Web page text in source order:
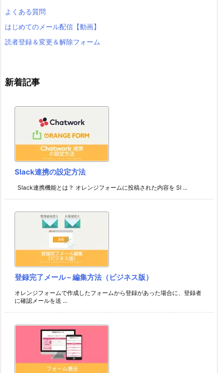
よくある質問
はじめてのメール配信【動画】
読者登録＆変更＆解除フォーム
新着記事
Slack連携の設定方法
Slack連携機能とは？ オレンジフォームに投稿された内容を Sl ...
登録完了メール – 編集方法（ビジネス版）
オレンジフォームで作成したフォームから登録があった場合に、登録者
に確認メールを送 ...